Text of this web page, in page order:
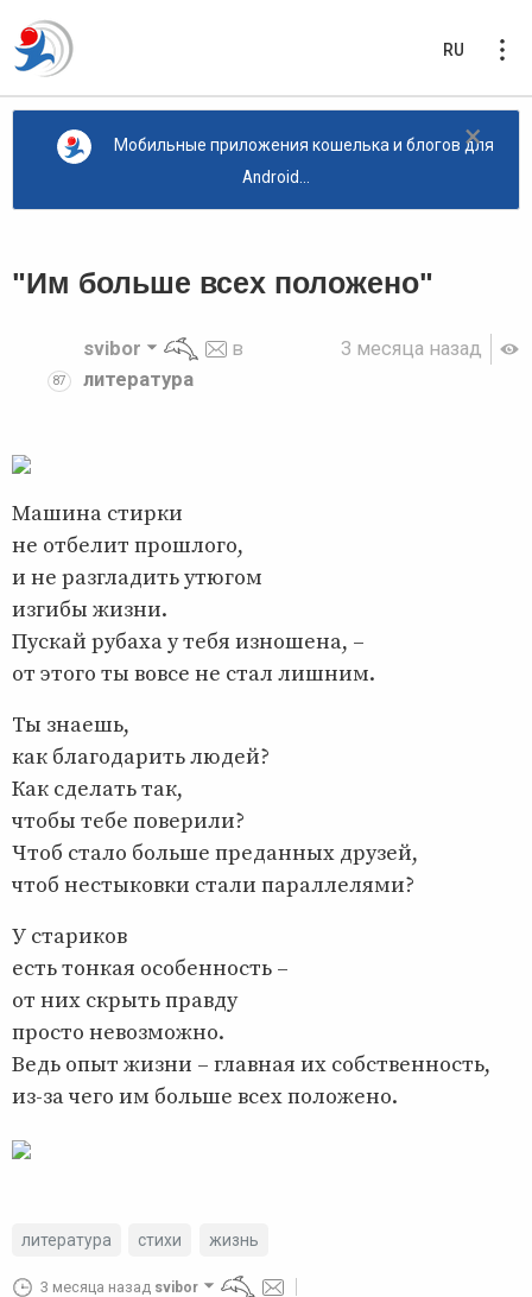
RU
×
Мобильные приложения кошелька и блогов для
Android...
"Им больше всех положено"
3 месяца назад
87
svibor
в
литература
Машина стирки
не отбелит прошлого,
и не разгладить утюгом
изгибы жизни.
Пускай рубаха у тебя изношена, –
от этого ты вовсе не стал лишним.
Ты знаешь,
как благодарить людей?
Как сделать так,
чтобы тебе поверили?
Чтоб стало больше преданных друзей,
чтоб нестыковки стали параллелями?
У стариков
есть тонкая особенность –
от них скрыть правду
просто невозможно.
Ведь опыт жизни – главная их собственность,
из-за чего им больше всех положено.
литература стихи жизнь
3 месяца назад svibor